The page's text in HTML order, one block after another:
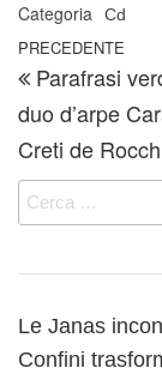
Categoria Cd
Articolo
PRECEDENTE
Parafrasi
duo d’arpe
Creti de
Ricerca per:
Le Janas
Confini